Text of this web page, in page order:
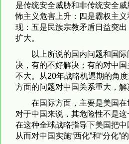
是传统安全威胁和非传统安全
怖主义危害上升：四是霸权主
现：五是民族宗教矛盾日益突
扩大。
以上所说的国内问题和国
决，有的不好解决；有的对中
不大。从20年战略机遇期的角
方面的问题对中国关系重大，解
在国际方面，主要是美国在
对于中国来说，其危险性不是
在这种全球战略指导下美国把中
从而对中国实施“西化”和“分化”